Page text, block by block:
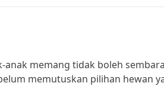
memang tidak boleh
memutuskan pilihan hewan